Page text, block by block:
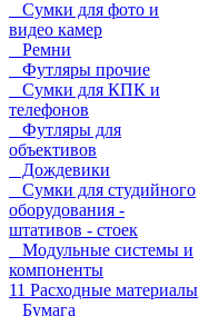
Сумки для фото и
видео камер
Ремни
Футляры прочие
Сумки для КПК и
телефонов
Футляры для
объективов
Дождевики
Сумки для студийного
оборудования -
штативов - стоек
Модульные системы и
компоненты
11 Расходные материалы
Бумага